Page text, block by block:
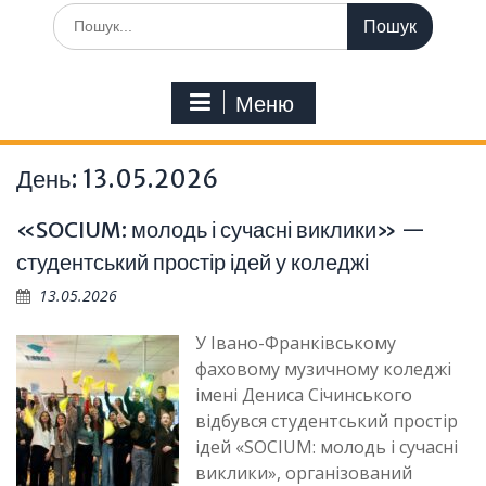
Шукати:
Меню
День: 13.05.2026
«SOCIUM: молодь і сучасні виклики» —
студентський простір ідей у коледжі
13.05.2026
У Івано-Франківському
фаховому музичному коледжі
імені Дениса Січинського
відбувся студентський простір
ідей «SOCIUM: молодь і сучасні
виклики», організований